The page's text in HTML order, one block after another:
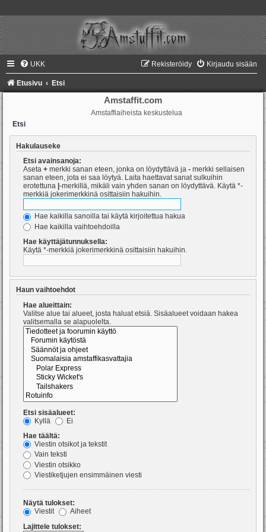
UKK Kirjaudu sisään
Rekisteröidy
Etusivu Etsi
Amstaffit.com
Amstaffiaiheista keskustelua
Etsi
Hakulauseke
Etsi avainsanoja:
Aseta + merkki sanan eteen, jonka on löydyttävä ja - merkki sellaisen
sanan eteen, jota ei saa löytyä. Laita haettavat sanat sulkuihin
erotettuna -merkillä, mikäli vain yhden sanan on löydyttävä. Käytä *-
merkkiä jokerimerkkinä osittaisiin hakuihin.
Hae kaikilla sanoilla tai käytä kirjoitettua hakua
Hae kaikilla vaihtoehdoilla
Hae käyttäjätunnuksella:
Käytä *-merkkiä jokerimerkkinä osittaisiin hakuihin.
Haun vaihtoehdot
Hae alueittain:
Valitse alue tai alueet, josta haluat etsiä. Sisäalueet voidaan hakea
valitsemalla se alapuolelta.
Etsi sisäalueet:
Kyllä
Ei
Hae täältä:
Viestin otsikot ja tekstit
Vain teksti
Viestin otsikko
Viestiketjujen ensimmäinen viesti
Näytä tulokset:
Viestit
Aiheet
Lajittele tulokset: